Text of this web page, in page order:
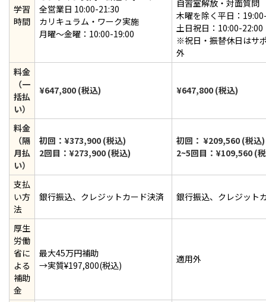
学習
時間
全営業日 10:00-21:30
カリキュラム・ワーク実施
月曜〜金曜：10:00-19:00
自習室解放・対面質問
木曜を除く平日：
土日祝日：10:00-22:00
※祝日・振替休日はサ
外
料金
（一
括払
い）
¥647,800 (税込) ¥647,800 (税込)
料金
（隔
月払
い）
初回：¥373,900 (税込)
2回目：¥273,900 (税込)
初回： ¥209,560 (税込)
2~5回目：¥109,560 (
支払
い方
法
銀行振込、クレジットカード決済 銀行振込、クレジット
厚生
労働
省に
よる
補助
金
最大45万円補助
→実質¥197,800(税込)
適用外